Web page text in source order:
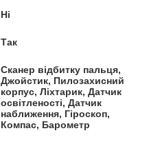
Ні
Так
Сканер відбитку пальця,
Джойстик, Пилозахисний
корпус, Ліхтарик, Датчик
освітленості, Датчик
наближення, Гіроскоп,
Компас, Барометр